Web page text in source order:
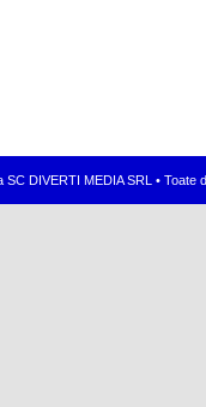
SC DIVERTI MEDIA SRL •